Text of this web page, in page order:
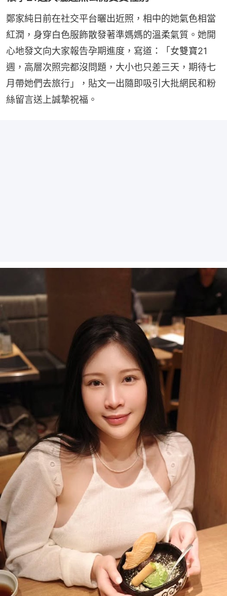
鄭家純日前在社交平台曬出近照，相中的她氣色相當
紅潤，身穿白色服飾散發著準媽媽的溫柔氣質。她開
心地發文向大家報告孕期進度，寫道：「女雙寶21
週，高層次照完都沒問題，大小也只差三天，期待七
月帶她們去旅行」，貼文一出隨即吸引大批網民和粉
絲留言送上誠摯祝福。